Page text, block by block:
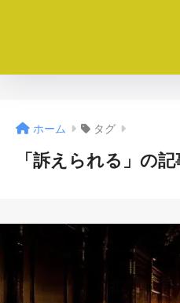
ホーム タグ
「訴えられる」の